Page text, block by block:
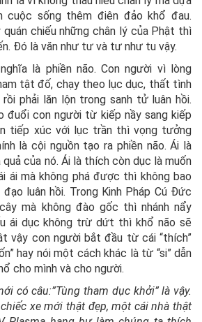
cuộc sống thêm điên đảo khổ đau.
chiếu những chân lý của Phật thì
Đó là văn như tư và tư như tu vậy.
là phiền não. Con người vì lòng
tật đố, chạy theo lục dục, thất tình
phải lăn lộn trong sanh tử luân hồi.
đuổi con người từ kiếp nầy sang kiếp
tiếp xúc với lục trần thì vọng tưởng
là cội nguồn tạo ra phiền não. Ái là
quả của nó. Ái là thích còn dục là muốn
ái mà không phá được thì không bao
luân hồi. Trong Kinh Pháp Cú Đức
mà không đào gốc thì nhánh nẩy
ái dục không trừ dứt thì khổ não sẽ
vậy con người bắt đầu từ cái “thích”
hay nói một cách khác là từ “si” dẫn
cho mình và cho người.
có câu:”Tùng tham dục khởi” là vậy.
xe mới thật đẹp, một cái nhà thật